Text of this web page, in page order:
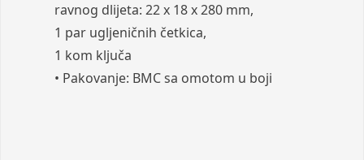
ravnog dlijeta: 22 x 18 x 280 mm,
1 par ugljeničnih četkica,
1 kom ključa
• Pakovanje: BMC sa omotom u boji